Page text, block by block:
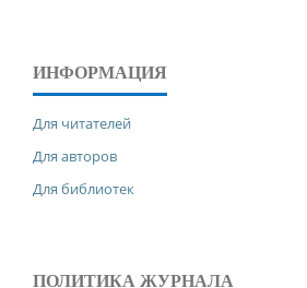
ИНФОРМАЦИЯ
Для читателей
Для авторов
Для библиотек
ПОЛИТИКА ЖУРНАЛА